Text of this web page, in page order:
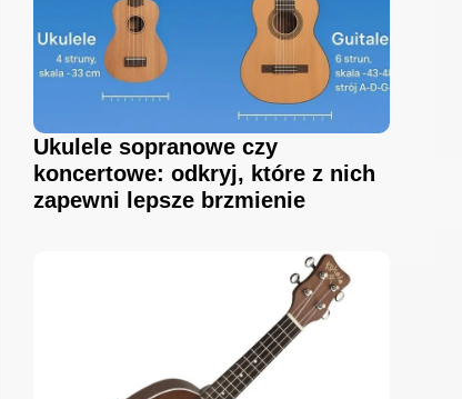
Ukulele sopranowe czy
koncertowe: odkryj, które z nich
zapewni lepsze brzmienie